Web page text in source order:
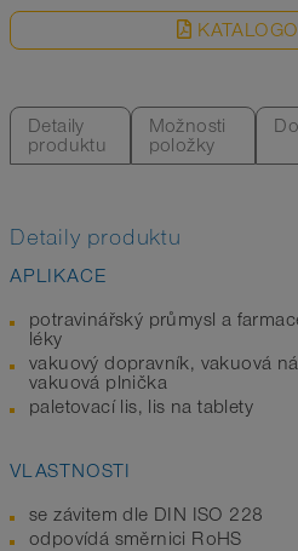
Detaily
produktu
Možnosti
položky
Detaily produktu
APLIKACE
potravinářský průmysl a
léky
vakuový dopravník, vakuová
vakuová plnička
paletovací lis, lis na tablety
VLASTNOSTI
se závitem dle DIN ISO 228
odpovídá směrnici RoHS